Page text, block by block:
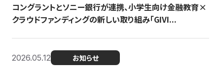
コングラントとソニー銀行が連携、小学生向け金融教育×
クラウドファンディングの新しい取り組み「GIVI...
2026.05.12 お知らせ